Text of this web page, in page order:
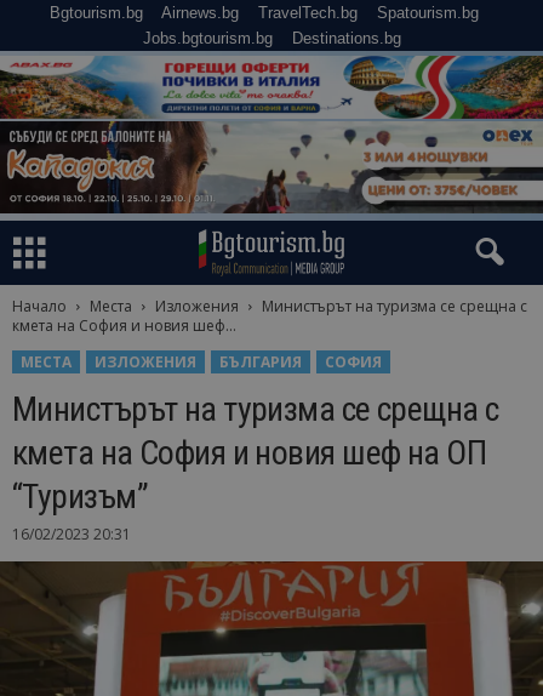
Bgtourism.bg Airnews.bg TravelTech.bg
Spatourism.bg
Jobs.bgtourism.bg
Destinations.bg
Начало Места Изложения
Министърът на туризма се срещна с
кмета на София и новия шеф...
МЕСТА
ИЗЛОЖЕНИЯ БЪЛГАРИЯ СОФИЯ
Министърът на туризма се срещна с
кмета на София и новия шеф на ОП
“Туризъм”
16/02/2023 20:31